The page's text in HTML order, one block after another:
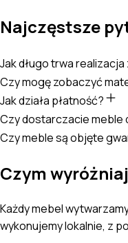
Najczęstsze
Jak długo trwa
Czy mogę zobaczyć
Jak działa płatność?
Czy dostarczacie meble
Czy meble są objęte
Czym
Każdy mebel
wykonujemy lokalnie, z